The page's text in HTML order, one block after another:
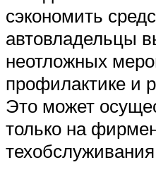
сэкономить
автовладельцы
неотложных
профилактике и
Это может
только на